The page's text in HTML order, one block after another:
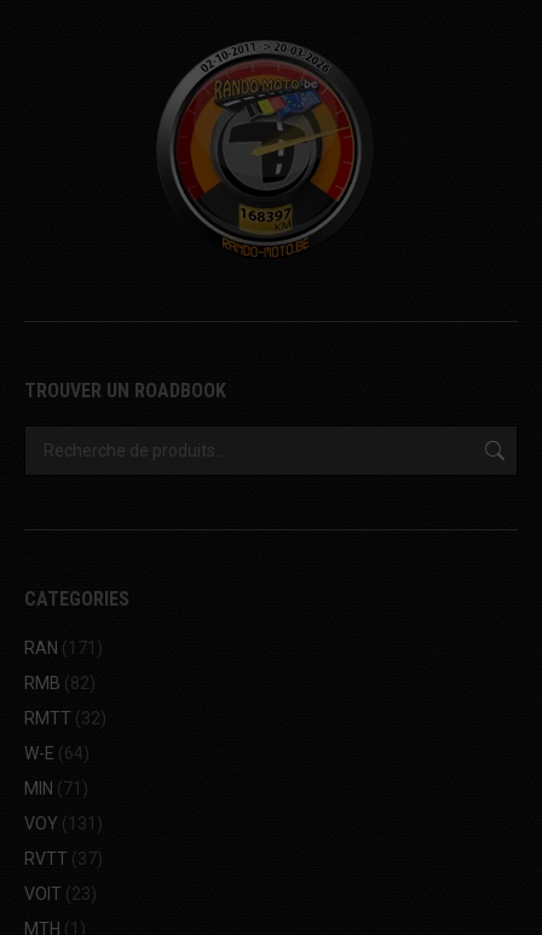
TROUVER UN ROADBOOK
CATEGORIES
RAN (171)
RMB (82)
RMTT (32)
W-E (64)
MIN (71)
VOY (131)
RVTT (37)
VOIT (23)
MTH (1)